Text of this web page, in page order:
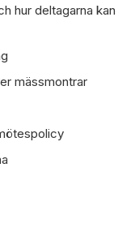
hur deltagarna kan
mässmontrar